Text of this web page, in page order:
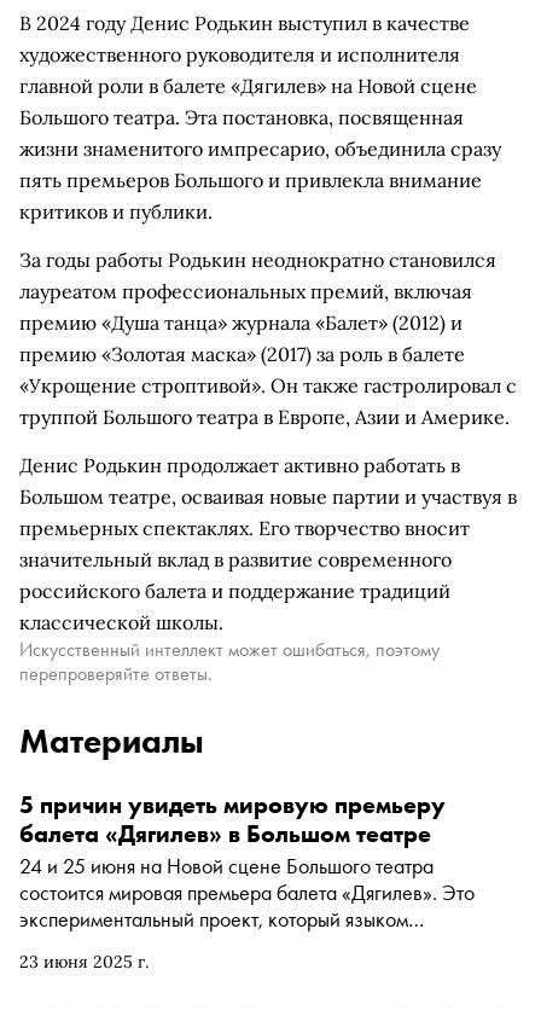
В 2024 году Денис Родькин выступил в качестве
художественного руководителя и исполнителя
главной роли в балете «Дягилев» на Новой сцене
Большого театра. Эта постановка, посвященная
жизни знаменитого импресарио, объединила сразу
пять премьеров Большого и привлекла внимание
критиков и публики.
За годы работы Родькин неоднократно становился
лауреатом профессиональных премий, включая
премию «Душа танца» журнала «Балет» (2012) и
премию «Золотая маска» (2017) за роль в балете
«Укрощение строптивой». Он также гастролировал с
труппой Большого театра в Европе, Азии и Америке.
Денис Родькин продолжает активно работать в
Большом театре, осваивая новые партии и участвуя в
премьерных спектаклях. Его творчество вносит
значительный вклад в развитие современного
российского балета и поддержание традиций
классической школы.
Искусственный интеллект может ошибаться, поэтому
перепроверяйте ответы.
Материалы
23 июня 2025 г.
5 причин увидеть мировую премьеру
балета «Дягилев» в Большом театре
24 и 25 июня на Новой сцене Большого театра
состоится мировая премьера балета «Дягилев». Это
экспериментальный проект, который языком
ошеломительном успехе знаменитого русского